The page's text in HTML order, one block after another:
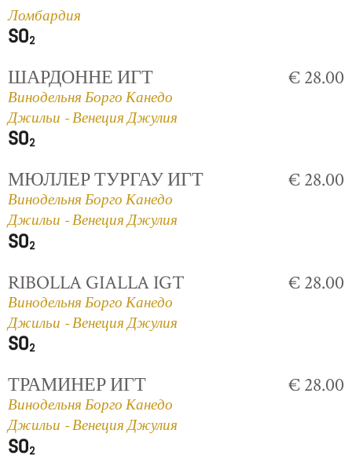
Ломбардия
ШАРДОННЕ ИГТ
Винодельня Борго Канедо
Джильи - Венеция Джулия
€ 28.00
МЮЛЛЕР ТУРГАУ ИГТ
Винодельня Борго Канедо
Джильи - Венеция Джулия
€ 28.00
RIBOLLA GIALLA IGT
Винодельня Борго Канедо
Джильи - Венеция Джулия
€ 28.00
ТРАМИНЕР ИГТ
Винодельня Борго Канедо
Джильи - Венеция Джулия
€ 28.00